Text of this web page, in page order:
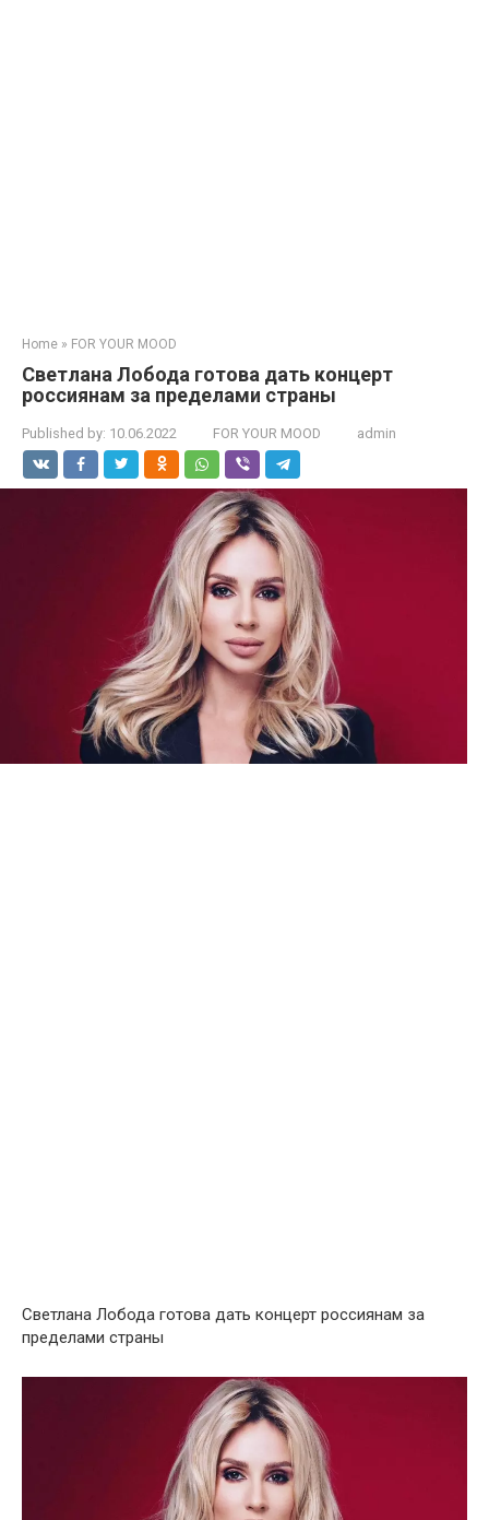
Home » FOR YOUR MOOD
Светлана Лобода готова дать концерт
россиянам за пределами страны
Published by: 10.06.2022 FOR YOUR MOOD admin
Светлана Лобода готова дать концерт россиянам за
пределами страны